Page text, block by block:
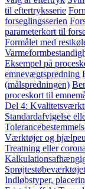
til eftertryksserie
forseglingsserien
parameterkort til
Formålet med
Eksempel på
emnevægtspredning
(målspredningen)
proceskort til
Del 4:
Standardafvigelse
Værktøjer og
Treatning eller
Indløbstyper,